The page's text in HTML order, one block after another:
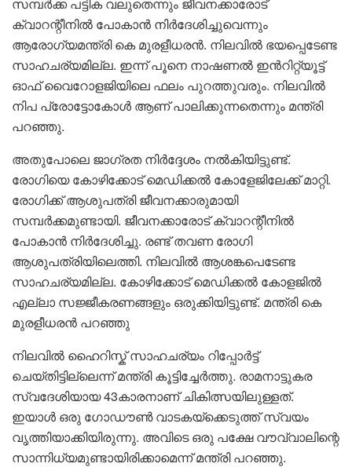
ക്വാറന്റീനിൽ പോകാൻ നിർദേശിച്ചുവെന്നും
ആരോഗ്യമന്ത്രി കെ മുരളീധരൻ. നിലവിൽ ഭയപ്പെടേണ്ട
സാഹചര്യമില്ല. ഇന്ന് പൂനെ നാഷണൽ ഇൻറിറ്റ്യൂട്ട്
ഓഫ് വൈറോളജിയിലെ ഫലം പുറത്തുവരും. നിലവിൽ
നിപ പ്രോട്ടോകോൾ ആണ് പാലിക്കുന്നതെന്നും മന്ത്രി
പറഞ്ഞു.
അതുപോലെ ജാഗ്രത നിർദ്ദേശം നൽകിയിട്ടുണ്ട്.
രോഗിയെ കോഴിക്കോട് മെഡിക്കൽ കോളേജിലേക്ക് മാറ്റി.
രോഗിക്ക് ആശുപത്രി ജീവനക്കാരുമായി
സമ്പർക്കമുണ്ടായി. ജീവനക്കാരോട് ക്വാറന്റീനിൽ
പോകാൻ നിർദേശിച്ചു. രണ്ട് തവണ രോ​ഗി
ആശുപത്രിയിലെത്തി. നിലവിൽ ആശങ്കപെടേണ്ട
സാഹചര്യമില്ല. കോഴിക്കോട് മെഡിക്കൽ കോളജിൽ
എല്ലാ സജ്ജീകരണങ്ങളും ഒരുക്കിയിട്ടുണ്ട്. മന്ത്രി കെ
മുരളീധരൻ പറഞ്ഞു
നിലവിൽ ഹൈറിസ്ക് സാഹചര്യം റിപ്പോർട്ട്
ചെയ്തിട്ടില്ലെന്ന് മന്ത്രി കൂട്ടിച്ചേർത്തു. രാമനാട്ടുകര
സ്വദേശിയായ 43കാരനാണ് ചികിത്സയിലുള്ളത്.
ഇയാൾ ഒരു ​ഗോഡൗൺ വാടകയ്ക്കെടുത്ത് സ്വയം
വൃത്തിയാക്കിയിരുന്നു. അവിടെ ഒരു പക്ഷേ വൗവ്വാലിന്റെ
സാന്നിധ്യമുണ്ടായിരിക്കാമെന്ന് മന്ത്രി പറഞ്ഞു.